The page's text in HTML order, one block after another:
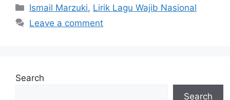
Categories
Ismail Marzuki, Lirik Lagu Wajib Nasional
Leave a comment
Search
Search